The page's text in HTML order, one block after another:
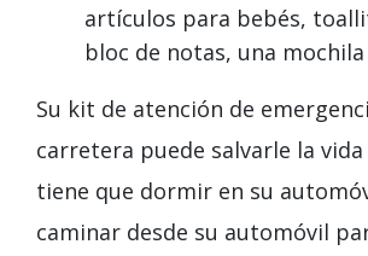
artículos para bebés,
bloc de notas, una
Su kit de atención de
carretera puede salvarle la
tiene que dormir en su
caminar desde su automóvil